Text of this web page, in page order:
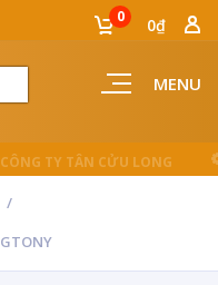
MENU
0 0₫
NGƯỜI THỢ